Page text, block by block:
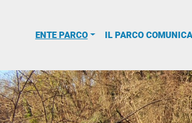
ENTE PARCO IL PARCO COMUNICA